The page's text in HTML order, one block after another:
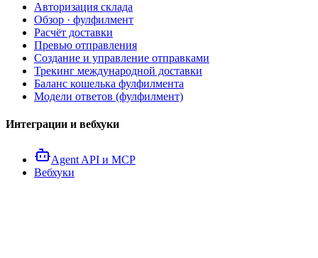
Авторизация склада
Обзор · фулфилмент
Расчёт доставки
Превью отправления
Создание и управление отправками
Трекинг международной доставки
Баланс кошелька фулфилмента
Модели ответов (фулфилмент)
Интеграции и вебхуки
Agent API и MCP
Вебхуки